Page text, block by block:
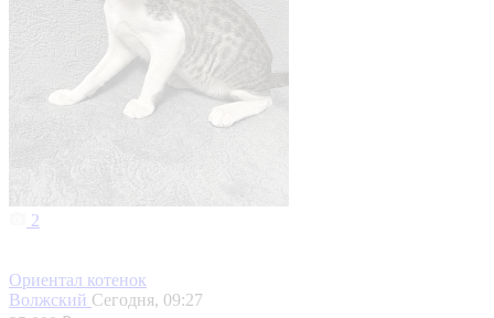
2
Ориентал котенок
Волжский Сегодня, 09:27